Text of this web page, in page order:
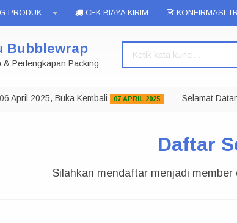
PRODUK CEK BIAYA KIRIM KONFIRMASI
Bubblewrap
Perlengkapan Packing
2025, Buka Kembali 07 APRIL 2025 Selamat
Daftar
Silahkan mendaftar menjadi